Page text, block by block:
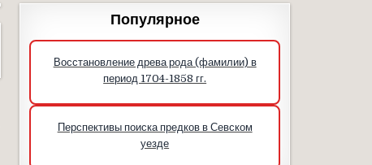
Популярное
Восстановление древа рода (фамилии) в
период 1704-1858 гг.
Перспективы поиска предков в Севском
уезде